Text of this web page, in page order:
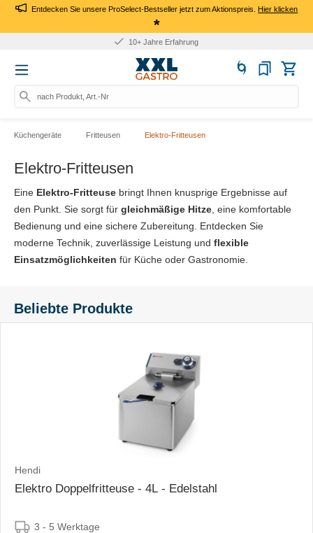
Entdecken Sie unsere ProSelect-Bestseller jetzt zum Aktionspreis.Hier klicken
*
nach Produkt, Art.-Nr., Marke s
Küchengeräte Fritteusen Elektro-Fritteusen
Elektro-Fritteusen
Eine Elektro-Fritteuse bringt Ihnen knusprige Ergebnisse auf
den Punkt. Sie sorgt für gleichmäßige Hitze , eine komfortable
Bedienung und eine sichere Zubereitung. Entdecken Sie
moderne Technik, zuverlässige Leistung und flexible
Einsatzmöglichkeiten für Küche oder Gastronomie.
Beliebte Produkte
Hendi
Elektro Doppelfritteuse - 4L - Edelstahl
3 - 5 Werktage